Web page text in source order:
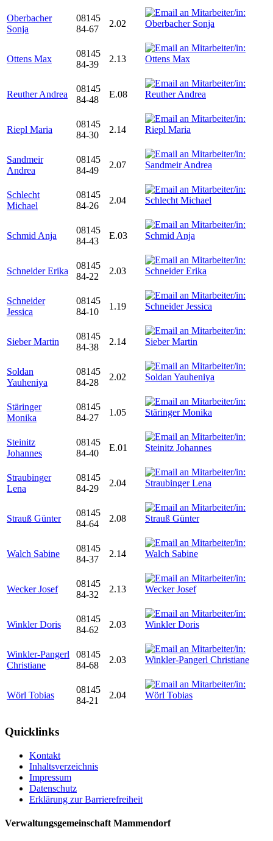
Oberbacher
Sonja
08145
84-67
2.02
Ottens Max
08145
84-39
2.13
Reuther Andrea
08145
84-48
E.08
Riepl Maria
08145
84-30
2.14
Sandmeir
Andrea
08145
84-49
2.07
Schlecht
Michael
08145
84-26
2.04
Schmid Anja
08145
84-43
E.03
Schneider Erika
08145
84-22
2.03
Schneider
Jessica
08145
84-10
1.19
Sieber Martin
08145
84-38
2.14
Soldan
Yauheniya
08145
84-28
2.02
Stäringer
Monika
08145
84-27
1.05
Steinitz
Johannes
08145
84-40
E.01
Straubinger
Lena
08145
84-29
2.04
Strauß Günter
08145
84-64
2.08
Walch Sabine
08145
84-37
2.14
Wecker Josef
08145
84-32
2.13
Winkler Doris
08145
84-62
2.03
Winkler-Pangerl
Christiane
08145
84-68
2.03
Wörl Tobias
08145
84-21
2.04
Quicklinks
Kontakt
Inhaltsverzeichnis
Impressum
Datenschutz
Erklärung zur Barrierefreiheit
Verwaltungsgemeinschaft Mammendorf